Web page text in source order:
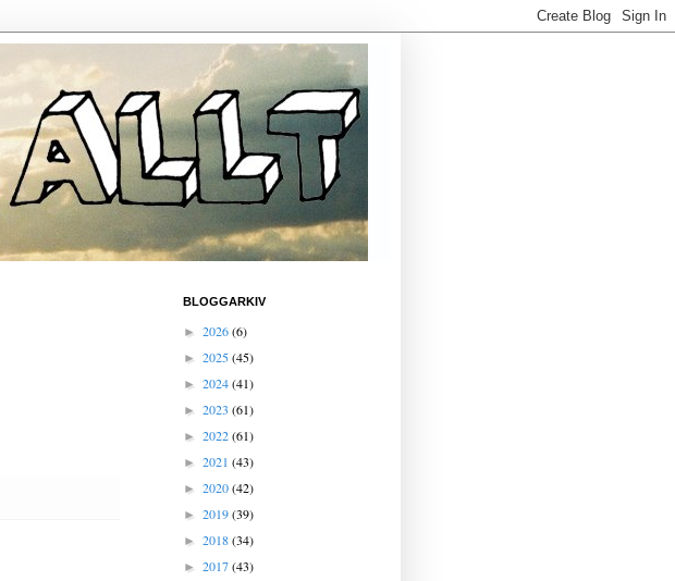
BLOGGARKIV
► 2026(6)
► 2025(45)
► 2024(41)
► 2023 (61)
► 2022(61)
► 2021 (43)
► 2020(42)
► 2019(39)
► 2018(34)
► 2017(43)